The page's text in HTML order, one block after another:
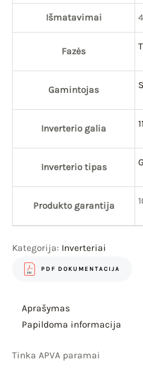
Išmatavimai
Fazės
Gamintojas
Inverterio galia
Inverterio tipas
Produkto garantija
Kategorija: Inverteriai
PDF DOKUMENTACIJA
Aprašymas
Papildoma informacija
Tinka APVA paramai